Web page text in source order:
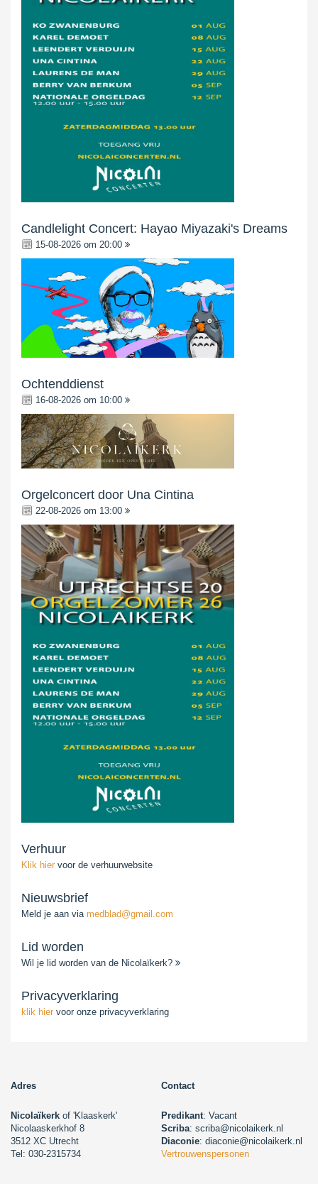
Candlelight Concert: Hayao Miyazaki's Dreams
15-08-2026 om 20:00
Ochtenddienst
16-08-2026 om 10:00
Orgelconcert door Una Cintina
22-08-2026 om 13:00
Verhuur
Klik hier voor de verhuurwebsite
Nieuwsbrief
Meld je aan via medblad@gmail.com
Lid worden
Wil je lid worden van de Nicolaïkerk?
Privacyverklaring
klik hier voor onze privacyverklaring
Adres Contact
Nicolaïkerk of 'Klaaskerk'
Nicolaaskerkhof 8
3512 XC Utrecht
Tel: 030-2315734
Predikant: Vacant
Scriba: scriba@nicolaikerk.nl
Diaconie: diaconie@nicolaikerk.nl
Vertrouwenspersonen